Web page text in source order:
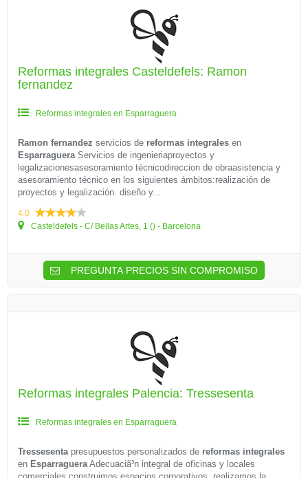
Reformas integrales Casteldefels: Ramon
fernandez
Reformas integrales en Esparraguera
Ramon fernandez servicios de reformas integrales en
EsparragueraServicios de ingenieriaproyectos y
legalizacionesasesoramiento técnicodireccion de obraasistencia y
asesoramiento técnico en los siguientes ámbitos:realización de
proyectos y legalización. diseño y...
4.0
Casteldefels - C/ Bellas Artes, 1 () - Barcelona
PREGUNTA PRECIOS SIN COMPROMISO
Reformas integrales Palencia: Tressesenta
Reformas integrales en Esparraguera
Tressesentapresupuestos personalizados de reformas integrales
en EsparragueraAdecuaciã³n integral de oficinas y locales